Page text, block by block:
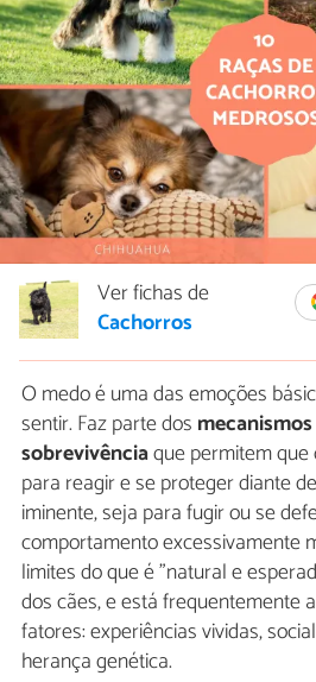
Ver fichas de
Cachorros
O medo é uma das emoções
sentir. Faz parte dos
sobrevivênciaque permitem
para reagir e se proteger diante
iminente, seja para fugir ou se
comportamento excessivamente
limites do que é "natural e
dos cães, e está frequentemente
fatores: experiências vividas,
herança genética.